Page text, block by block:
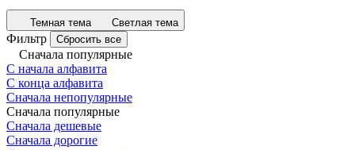
Темная тема Светлая тема
Фильтр Сбросить все
Сначала популярные
С начала алфавита
С конца алфавита
Сначала непопулярные
Сначала популярные
Сначала дешевые
Сначала дорогие